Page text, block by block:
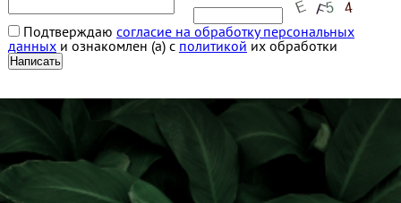
Подтверждаю согласие на обработку персональных
данныхи ознакомлен (а) с политикой их обработки